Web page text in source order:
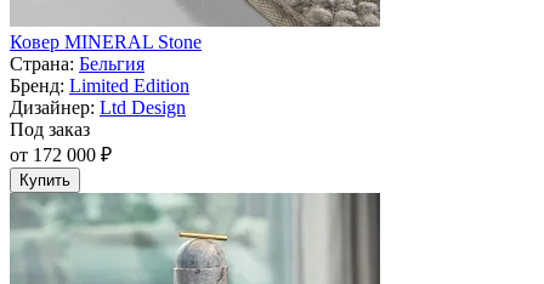
Ковер MINERAL Stone
Страна: Бельгия
Бренд: Limited Edition
Дизайнер: Ltd Design
Под заказ
от 172 000 ₽
Купить